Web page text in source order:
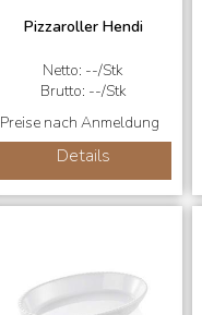
Pizzaroller Hendi
Netto: --/Stk
Brutto: --/Stk
Preise nach Anmeldung
Details